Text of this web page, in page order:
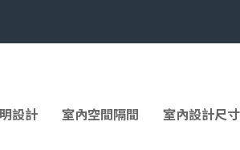
設計 室內空間隔間
室內設計尺寸